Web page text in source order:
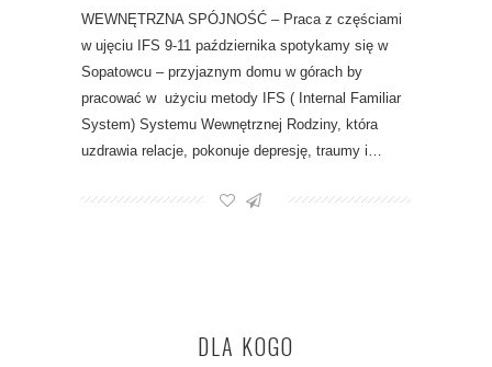
WEWNĘTRZNA SPÓJNOŚĆ – Praca z częściami
w ujęciu IFS 9-11 października spotykamy się w
Sopatowcu – przyjaznym domu w górach by
pracować w użyciu metody IFS ( Internal Familiar
System) Systemu Wewnętrznej Rodziny, która
uzdrawia relacje, pokonuje depresję, traumy i…
DLA KOGO